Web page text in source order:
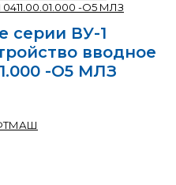
серии ВУ-1
вводное
-О5 МЛЗ